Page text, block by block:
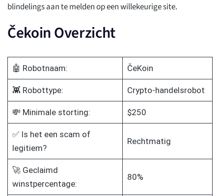
blindelings aan te melden op een willekeurige site.
Čekoin Overzicht
🤖 Robotnaam: ČeKoin
👾 Robottype: Crypto-handelsrobot
💸 Minimale storting: $250
✅ Is het een scam of
legitiem?
Rechtmatig
🚀 Geclaimd
winstpercentage:
80%